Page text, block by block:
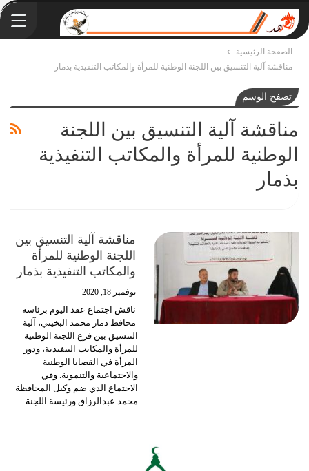
الصفحة الرئيسية
مناقشة آلية التنسيق بين اللجنة الوطنية للمرأة والمكاتب التنفيذية بذمار
تصفح الوسم
مناقشة آلية التنسيق بين اللجنة
الوطنية للمرأة والمكاتب التنفيذية
بذمار
مناقشة آلية التنسيق بين
اللجنة الوطنية للمرأة
والمكاتب التنفيذية بذمار
نوفمبر 18, 2020
ناقش اجتماع عقد اليوم برئاسة
محافظ ذمار محمد البخيتي، آلية
التنسيق بين فرع اللجنة الوطنية
للمرأة والمكاتب التنفيذية، ودور
المرأة في القضايا الوطنية
والاجتماعية والتنموية. وفي
الاجتماع الذي ضم وكيل المحافظة
محمد عبدالرزاق ورئيسة اللجنة…